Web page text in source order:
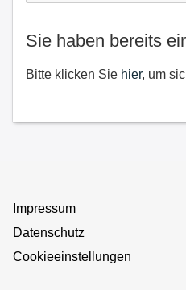
Sie haben bereits
Bitte klicken Sie hier, um
Impressum
Datenschutz
Cookieeinstellungen